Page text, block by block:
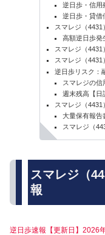
逆日歩・信用
逆日歩・貸借
スマレジ（
高額逆日歩発
スマレジ（
スマレジ（4431
逆日歩リスク：
スマレジの信
週末残高【日
スマレジ（4431
大量保有報告
スマレジ（
スマレジ（
報
逆日歩速報【更新日】2026